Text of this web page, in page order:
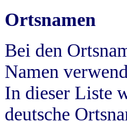
Ortsnamen
Bei den
Namen
In dieser Liste
deutsche